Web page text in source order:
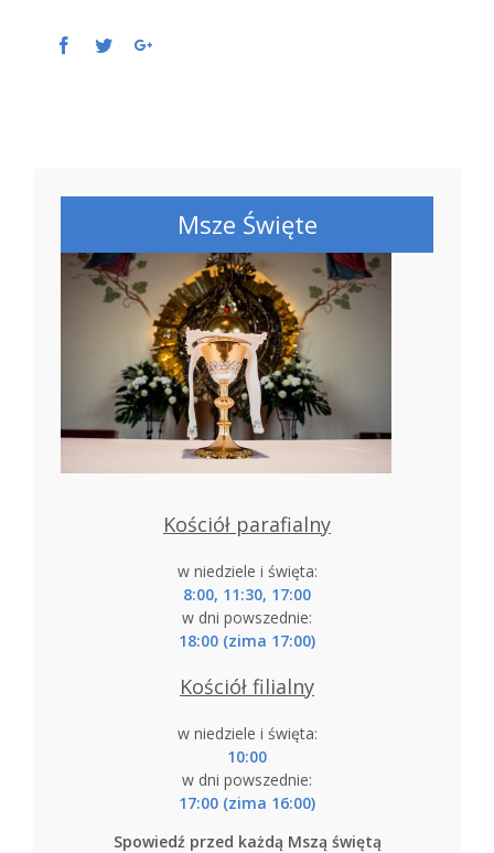
Facebook
TwitterGoogle+
Msze Święte
Kościół parafialny
w niedziele i święta:
8:00, 11:30, 17:00
w dni powszednie:
18:00 (zima 17:00)
Kościół filialny
w niedziele i święta:
10:00
w dni powszednie:
17:00 (zima 16:00)
Spowiedź przed każdą Mszą świętą